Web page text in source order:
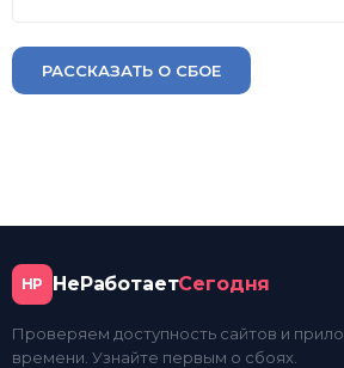
РАССКАЗАТЬ О СБОЕ
НР НеРаботаетСегодня
Проверяем доступность сайтов и
времени. Узнайте первым о сбоях.